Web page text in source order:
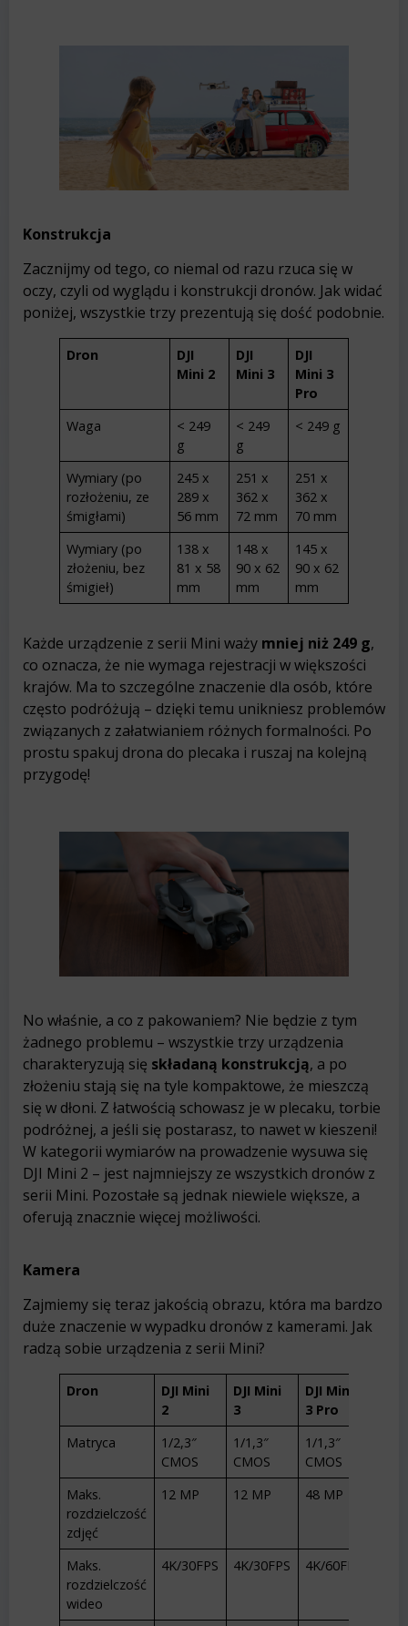
Konstrukcja
Zacznijmy od tego, co niemal od razu rzuca się w
oczy, czyli od wyglądu i konstrukcji dronów. Jak widać
poniżej, wszystkie trzy prezentują się dość podobnie.
Dron
DJI
Mini 2
DJI
Mini 3
DJI
Mini 3
Pro
Waga
< 249
g
< 249
g
< 249 g
Wymiary (po
rozłożeniu, ze
śmigłami)
245 x
289 x
56 mm
251 x
362 x
72 mm
251 x
362 x
70 mm
Wymiary (po
złożeniu, bez
śmigieł)
138 x
81 x 58
mm
148 x
90 x 62
mm
145 x
90 x 62
mm
Każde urządzenie z serii Mini waży mniej niż 249 g,
co oznacza, że nie wymaga rejestracji w większości
krajów. Ma to szczególne znaczenie dla osób, które
często podróżują – dzięki temu unikniesz problemów
związanych z załatwianiem różnych formalności. Po
prostu spakuj drona do plecaka i ruszaj na kolejną
przygodę!
No właśnie, a co z pakowaniem? Nie będzie z tym
żadnego problemu – wszystkie trzy urządzenia
charakteryzują się składaną konstrukcją, a po
złożeniu stają się na tyle kompaktowe, że mieszczą
się w dłoni. Z łatwością schowasz je w plecaku, torbie
podróżnej, a jeśli się postarasz, to nawet w kieszeni!
W kategorii wymiarów na prowadzenie wysuwa się
DJI Mini 2 – jest najmniejszy ze wszystkich dronów z
serii Mini. Pozostałe są jednak niewiele większe, a
oferują znacznie więcej możliwości.
Kamera
Zajmiemy się teraz jakością obrazu, która ma bardzo
duże znaczenie w wypadku dronów z kamerami. Jak
radzą sobie urządzenia z serii Mini?
Dron
DJI Mini
2
DJI Mini
3
DJI Mini
3 Pro
Matryca
1/2,3″
CMOS
1/1,3″
CMOS
1/1,3″
CMOS
Maks.
rozdzielczość
zdjęć
12 MP 12 MP 48 MP
Maks.
rozdzielczość
wideo
4K/30FPS 4K/30FPS 4K/60FPS